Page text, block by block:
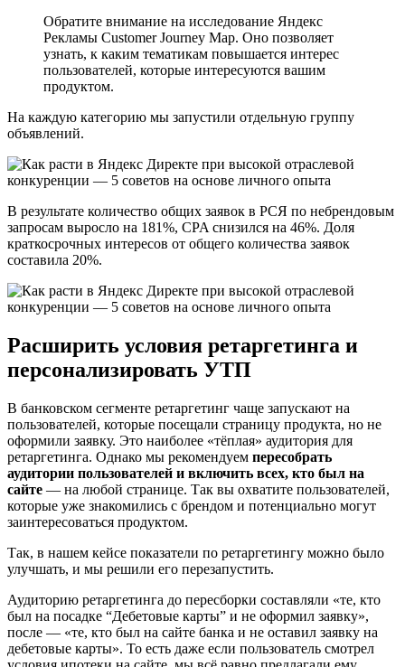
Обратите внимание на исследование Яндекс
Рекламы Customer Journey Map. Оно позволяет
узнать, к каким тематикам повышается интерес
пользователей, которые интересуются вашим
продуктом.
На каждую категорию мы запустили отдельную группу
объявлений.
В результате количество общих заявок в РСЯ по небрендовым
запросам выросло на 181%, CPA снизился на 46%. Доля
краткосрочных интересов от общего количества заявок
составила 20%.
Расширить условия ретаргетинга и
персонализировать УТП
В банковском сегменте ретаргетинг чаще запускают на
пользователей, которые посещали страницу продукта, но не
оформили заявку. Это наиболее «тёплая» аудитория для
ретаргетинга. Однако мы рекомендуем пересобрать
аудитории пользователей и включить всех, кто был на
сайте — на любой странице. Так вы охватите пользователей,
которые уже знакомились с брендом и потенциально могут
заинтересоваться продуктом.
Так, в нашем кейсе показатели по ретаргетингу можно было
улучшать, и мы решили его перезапустить.
Аудиторию ретаргетинга до пересборки составляли «те, кто
был на посадке “Дебетовые карты” и не оформил заявку»,
после — «те, кто был на сайте банка и не оставил заявку на
дебетовые карты». То есть даже если пользователь смотрел